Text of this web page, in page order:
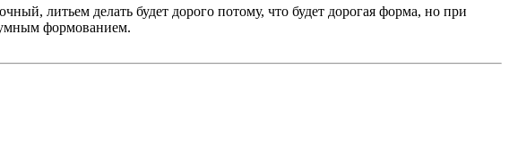
литьем делать будет дорого потому, что будет дорогая форма, но при
формованием.